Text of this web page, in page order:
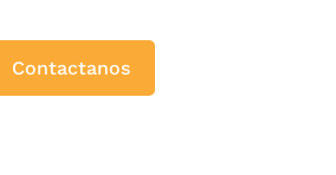
Contactanos